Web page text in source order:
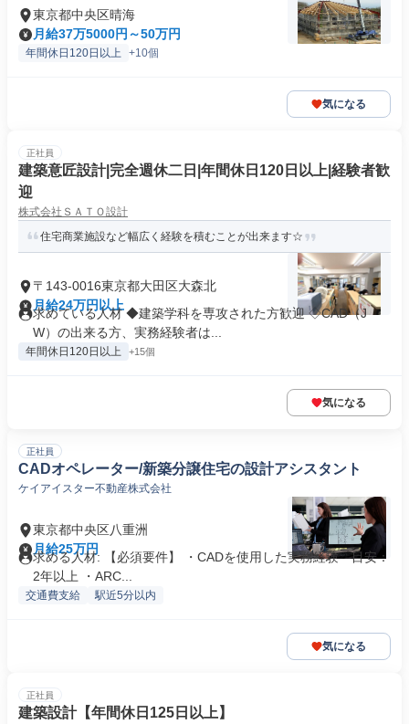
東京都中央区晴海
月給37万5000円～50万円
年間休日120日以上 +10個
気になる
正社員
建築意匠設計|完全週休二日|年間休日120日以上|経験者歓
迎
株式会社ＳＡＴＯ設計
住宅商業施設など幅広く経験を積むことが出来ます☆
〒143-0016東京都大田区大森北
月給24万円以上
求めている人材 ◆建築学科を専攻された方歓迎 ◇CAD（J
W）の出来る方、実務経験者は...
年間休日120日以上 +15個
気になる
正社員
CADオペレーター/新築分譲住宅の設計アシスタント
ケイアイスター不動産株式会社
東京都中央区八重洲
月給25万円
求める人材: 【必須要件】 ・CADを使用した実務経験 目安：
2年以上 ・ARC...
交通費支給 駅近5分以内
気になる
正社員
建築設計【年間休日125日以上】